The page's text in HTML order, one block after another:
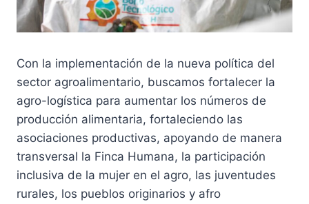
Con la implementación de la nueva política del
sector agroalimentario, buscamos fortalecer la
agro-logística para aumentar los números de
producción alimentaria, fortaleciendo las
asociaciones productivas, apoyando de manera
transversal la Finca Humana, la participación
inclusiva de la mujer en el agro, las juventudes
rurales, los pueblos originarios y afro